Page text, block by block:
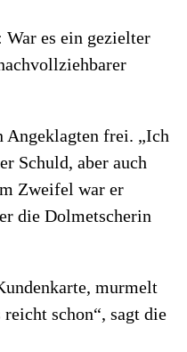
es ein gezielter
Angeklagten frei. „Ich
Schuld, aber auch
Zweifel war er
die Dolmetscherin
murmelt
schon“, sagt die